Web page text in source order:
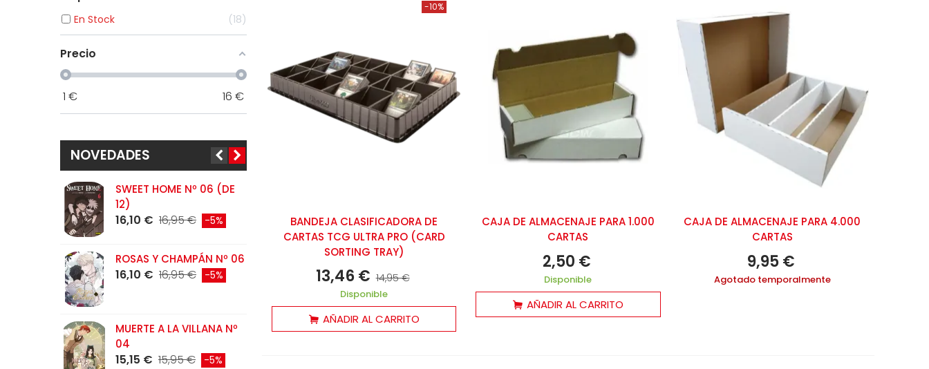
En Stock 18
Precio
1 € 16 €
NOVEDADES
SWEET HOME Nº 06 (DE
12)
16,10 € 16,95 € -5%
ROSAS Y CHAMPÁN Nº 06
16,10 € 16,95 € -5%
MUERTE A LA VILLANA Nº
04
15,15 € 15,95 € -5%
16,10 € 16,95 € -5%
CÁSATE CON MI ESPOSO
Nº 1 (DE 7)
18,00 € 18,95 €
LINK CLICK, LOS AGENTES
-10%
BANDEJA CLASIFICADORA DE
CARTAS TCG ULTRA PRO (CARD
SORTING TRAY)
13,46 € 14,95 €
Disponible
AÑADIR AL CARRITO
CAJA DE ALMACENAJE PARA 1.000
CARTAS
2,50 €
Disponible
AÑADIR AL CARRITO
CAJA DE ALMACENAJE PARA 4.000
CARTAS
9,95 €
Agotado temporalmente